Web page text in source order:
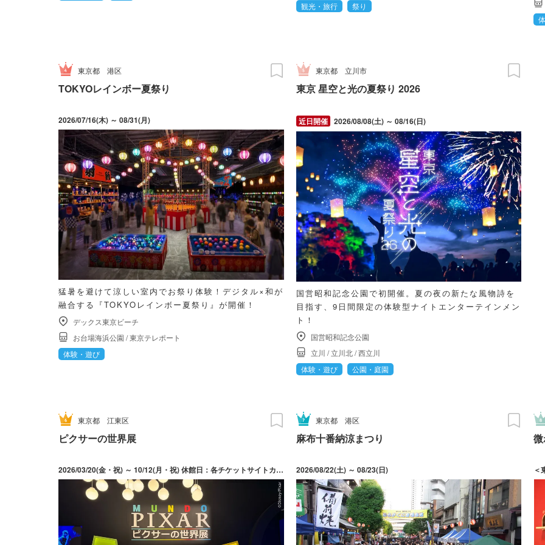
観光・旅行
祭り
東京都 港区
TOKYOレインボー夏祭り
2026/07/16(木) ～ 08/31(月)
猛暑を避けて涼しい室内でお祭り体験！デジタル×和が
融合する『TOKYOレインボー夏祭り』が開催！
デックス東京ビーチ
お台場海浜公園 /東京テレポート
体験・遊び
東京都立川市
東京 星空と光の夏祭り 2026
2026/08/08(土) ～ 08/16(日)
国営昭和記念公園で初開催。夏の夜の新たな風物詩を
目指す、9日間限定の体験型ナイトエンターテインメン
ト！
国営昭和記念公園
立川 /立川北/西立川
体験・遊び
公園・庭園
東京都 江東区
ピクサーの世界展
2026/03/20(金・祝) ～ 10/12(月・祝) 休館日：各チケットサイトカレンダーにてご確認ください。
東京都港区
麻布十番納涼まつり
2026/08/22(土) ～ 08/23(日)